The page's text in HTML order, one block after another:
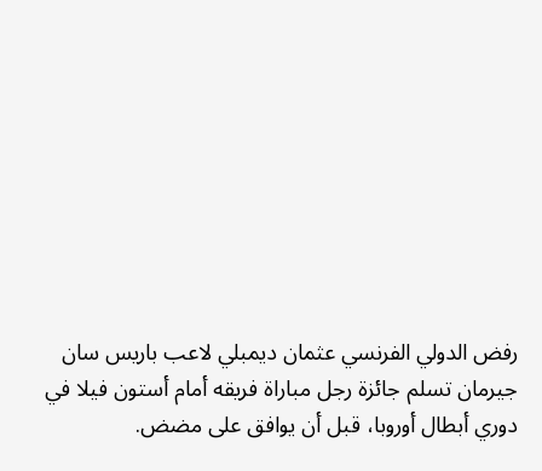
رفض الدولي الفرنسي عثمان ديمبلي لاعب باريس سان
جيرمان تسلم جائزة رجل مباراة فريقه أمام أستون فيلا في
دوري أبطال أوروبا، قبل أن يوافق على مضض.